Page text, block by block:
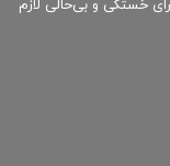
خستگی و بی‌حالی لازم